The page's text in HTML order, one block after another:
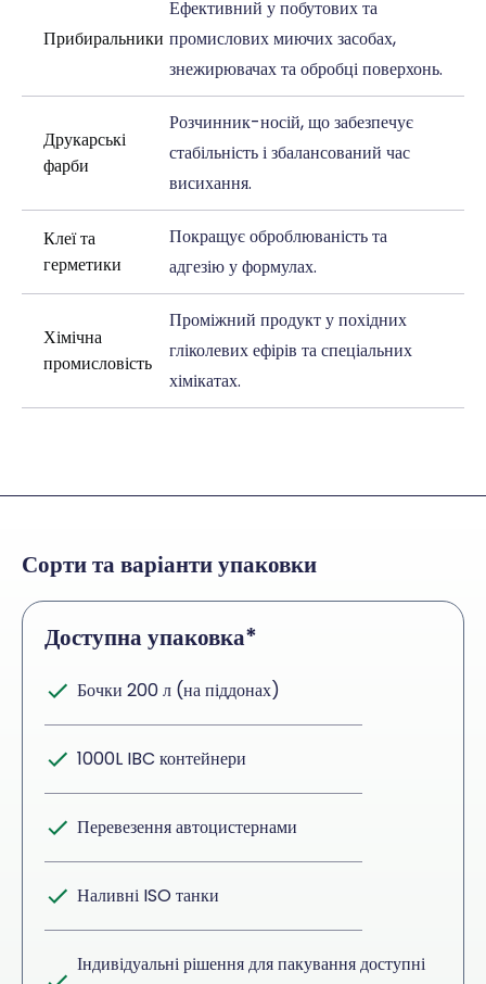
Прибиральники
Ефективний у побутових та
промислових миючих засобах,
знежирювачах та обробці поверхонь.
Друкарські
фарби
Розчинник-носій, що забезпечує
стабільність і збалансований час
висихання.
Клеї та
герметики
Покращує оброблюваність та
адгезію у формулах.
Хімічна
промисловість
Проміжний продукт у похідних
гліколевих ефірів та спеціальних
хімікатах.
Сорти та варіанти упаковки
Доступна упаковка*
Бочки 200 л (на піддонах)
1000L IBC контейнери
Перевезення автоцистернами
Наливні ISO танки
Індивідуальні рішення для пакування доступні